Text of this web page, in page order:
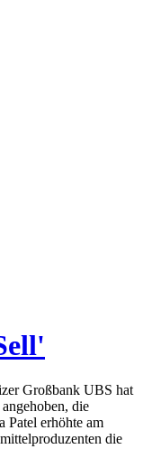
Großbank UBS hat
die
Patel erhöhte am
die